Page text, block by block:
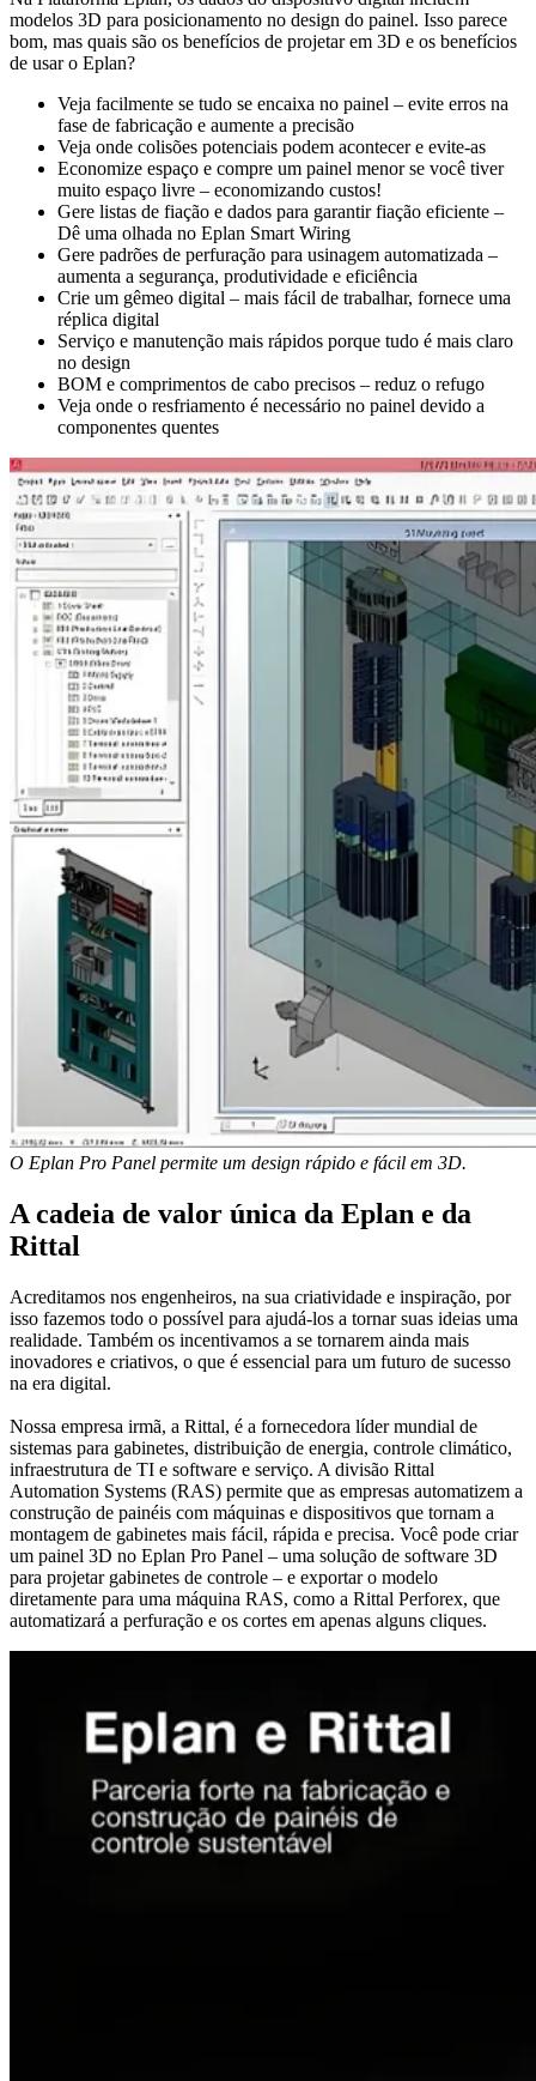
modelos 3D para posicionamento no design do painel. Isso parece
bom, mas quais são os benefícios de projetar em 3D e os benefícios
de usar o Eplan?
Veja facilmente se tudo se encaixa no painel – evite erros na
fase de fabricação e aumente a precisão
Veja onde colisões potenciais podem acontecer e evite-as
Economize espaço e compre um painel menor se você tiver
muito espaço livre – economizando custos!
Gere listas de fiação e dados para garantir fiação eficiente –
Dê uma olhada no Eplan Smart Wiring
Gere padrões de perfuração para usinagem automatizada –
aumenta a segurança, produtividade e eficiência
Crie um gêmeo digital – mais fácil de trabalhar, fornece uma
réplica digital
Serviço e manutenção mais rápidos porque tudo é mais claro
no design
BOM e comprimentos de cabo precisos – reduz o refugo
Veja onde o resfriamento é necessário no painel devido a
componentes quentes
O Eplan Pro Panel permite um design rápido e fácil em 3D.
A cadeia de valor única da Eplan e da
Rittal
Acreditamos nos engenheiros, na sua criatividade e inspiração, por
isso fazemos todo o possível para ajudá-los a tornar suas ideias uma
realidade. Também os incentivamos a se tornarem ainda mais
inovadores e criativos, o que é essencial para um futuro de sucesso
na era digital.
Nossa empresa irmã, a Rittal, é a fornecedora líder mundial de
sistemas para gabinetes, distribuição de energia, controle climático,
infraestrutura de TI e software e serviço. A divisão Rittal
Automation Systems (RAS) permite que as empresas automatizem a
construção de painéis com máquinas e dispositivos que tornam a
montagem de gabinetes mais fácil, rápida e precisa. Você pode criar
um painel 3D no Eplan Pro Panel – uma solução de software 3D
para projetar gabinetes de controle – e exportar o modelo
diretamente para uma máquina RAS, como a Rittal Perforex, que
automatizará a perfuração e os cortes em apenas alguns cliques.